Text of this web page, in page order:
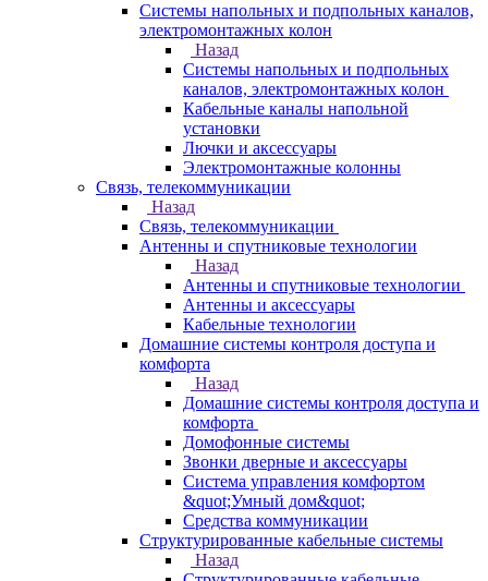
Системы напольных и подпольных каналов,
электромонтажных колон
Назад
Системы напольных и подпольных
каналов, электромонтажных колон
Кабельные каналы напольной
установки
Лючки и аксессуары
Электромонтажные колонны
Связь, телекоммуникации
Назад
Связь, телекоммуникации
Антенны и спутниковые технологии
Назад
Антенны и спутниковые технологии
Антенны и аксессуары
Кабельные технологии
Домашние системы контроля доступа и
комфорта
Назад
Домашние системы контроля доступа и
комфорта
Домофонные системы
Звонки дверные и аксессуары
Система управления комфортом
&quot;Умный дом&quot;
Средства коммуникации
Структурированные кабельные системы
Назад